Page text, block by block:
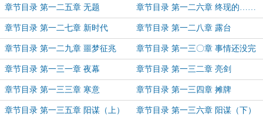
章节目录 第一二五章 无题 章节目录 第一二六章 终现的……
黑潮！
章节目录 第一二七章 新时代 章节目录 第一二八章 露台
章节目录 第一二九章 噩梦征兆 章节目录 第一三〇章 事情还没完
章节目录 第一三一章 夜幕 章节目录 第一三二章 亮剑
章节目录 第一三三章 寒意 章节目录 第一三四章 摊牌
章节目录 第一三五章 阳谋（上） 章节目录 第一三六章 阳谋（下）